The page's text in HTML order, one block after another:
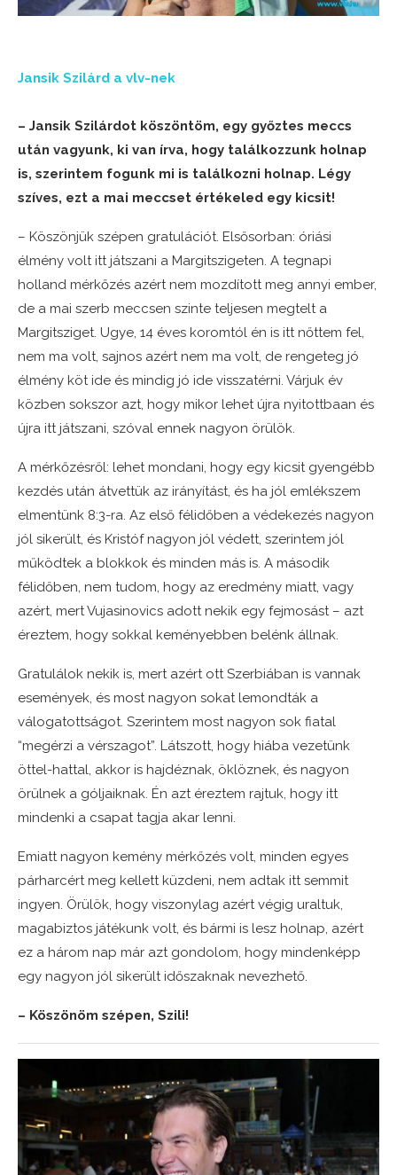
Jansik Szilárd a vlv-nek
– Jansik Szilárdot köszöntöm, egy győztes meccs
után vagyunk, ki van írva, hogy találkozzunk holnap
is, szerintem fogunk mi is találkozni holnap. Légy
szíves, ezt a mai meccset értékeled egy kicsit!
– Köszönjük szépen gratulációt. Elsősorban: óriási
élmény volt itt játszani a Margitszigeten. A tegnapi
holland mérkőzés azért nem mozdított meg annyi ember,
de a mai szerb meccsen szinte teljesen megtelt a
Margitsziget. Ugye, 14 éves koromtól én is itt nőttem fel,
nem ma volt, sajnos azért nem ma volt, de rengeteg jó
élmény köt ide és mindig jó ide visszatérni. Várjuk év
közben sokszor azt, hogy mikor lehet újra nyitottbaan és
újra itt játszani, szóval ennek nagyon örülök.
A mérkőzésről: lehet mondani, hogy egy kicsit gyengébb
kezdés után átvettük az irányítást, és ha jól emlékszem
elmentünk 8:3-ra. Az első félidőben a védekezés nagyon
jól sikerült, és Kristóf nagyon jól védett, szerintem jól
működtek a blokkok és minden más is. A második
félidőben, nem tudom, hogy az eredmény miatt, vagy
azért, mert Vujasinovics adott nekik egy fejmosást – azt
éreztem, hogy sokkal keményebben belénk állnak.
Gratulálok nekik is, mert azért ott Szerbiában is vannak
események, és most nagyon sokat lemondták a
válogatottságot. Szerintem most nagyon sok fiatal
“megérzi a vérszagot”. Látszott, hogy hiába vezetünk
öttel-hattal, akkor is hajdéznak, öklöznek, és nagyon
örülnek a góljaiknak. Én azt éreztem rajtuk, hogy itt
mindenki a csapat tagja akar lenni.
Emiatt nagyon kemény mérkőzés volt, minden egyes
párharcért meg kellett küzdeni, nem adtak itt semmit
ingyen. Örülök, hogy viszonylag azért végig uraltuk,
magabiztos játékunk volt, és bármi is lesz holnap, azért
ez a három nap már azt gondolom, hogy mindenképp
egy nagyon jól sikerült időszaknak nevezhető.
– Köszönöm szépen, Szili!